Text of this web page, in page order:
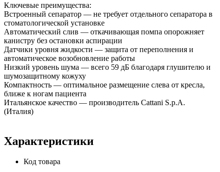
Ключевые преимущества:
Встроенный сепаратор — не требует отдельного сепаратора в
стоматологической установке
Автоматический слив — откачивающая помпа опорожняет
канистру без остановки аспирации
Датчики уровня жидкости — защита от переполнения и
автоматическое возобновление работы
Низкий уровень шума — всего 59 дБ благодаря глушителю и
шумозащитному кожуху
Компактность — оптимальное размещение слева от кресла,
ближе к ногам пациента
Итальянское качество — производитель Cattani S.p.A.
(Италия)
Характеристики
Код товара